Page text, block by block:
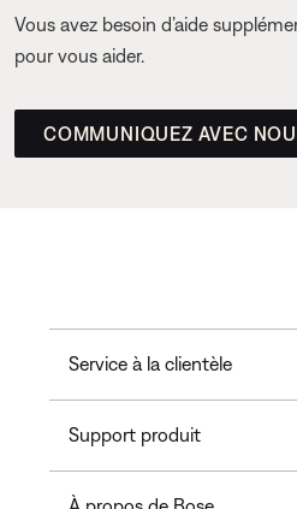
Vous avez besoin d’aide
pour vous aider.
COMMUNIQUEZ AVEC
Service à la clientèle
Support produit